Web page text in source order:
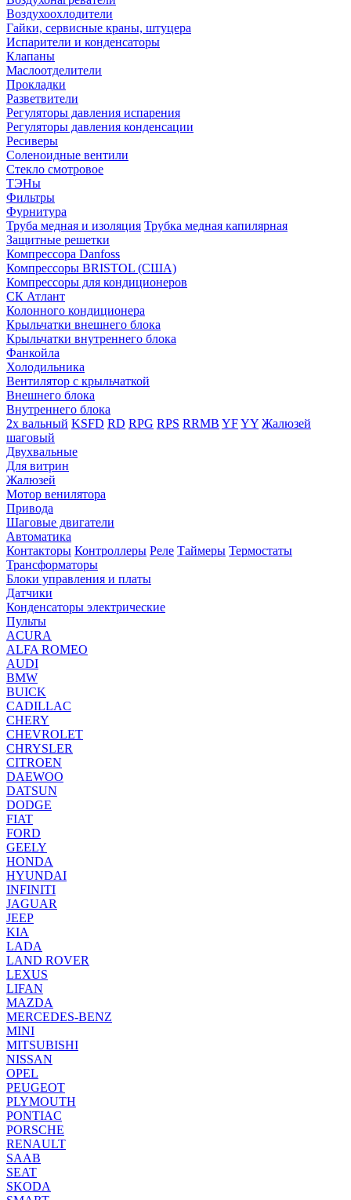
Воздухоохлодители
Гайки, сервисные краны, штуцера
Испарители и конденсаторы
Клапаны
Маслоотделители
Прокладки
Разветвители
Регуляторы давления испарения
Регуляторы давления конденсации
Ресиверы
Соленоидные вентили
Стекло смотровое
ТЭНы
Фильтры
Фурнитура
Труба медная и изоляция Трубка медная капилярная
Защитные решетки
Компрессора Danfoss
Компрессоры BRISTOL (США)
Компрессоры для кондиционеров
СК Атлант
Колонного кондиционера
Крыльчатки внешнего блока
Крыльчатки внутреннего блока
Фанкойла
Холодильника
Вентилятор с крыльчаткой
Внешнего блока
Внутреннего блока
2х вальный KSFD RD RPG RPS RRMB YFYY Жалюзей
шаговый
Двухвальные
Для витрин
Жалюзей
Мотор венилятора
Привода
Шаговые двигатели
Автоматика
Контакторы Контроллеры Реле Таймеры Термостаты
Трансформаторы
Блоки управления и платы
Датчики
Конденсаторы электрические
Пульты
ACURA
ALFA ROMEO
AUDI
BMW
BUICK
CADILLAC
CHERY
CHEVROLET
CHRYSLER
CITROEN
DAEWOO
DATSUN
DODGE
FIAT
FORD
GEELY
HONDA
HYUNDAI
INFINITI
JAGUAR
JEEP
KIA
LADA
LAND ROVER
LEXUS
LIFAN
MAZDA
MERCEDES-BENZ
MINI
MITSUBISHI
NISSAN
OPEL
PEUGEOT
PLYMOUTH
PONTIAC
PORSCHE
RENAULT
SAAB
SEAT
SKODA